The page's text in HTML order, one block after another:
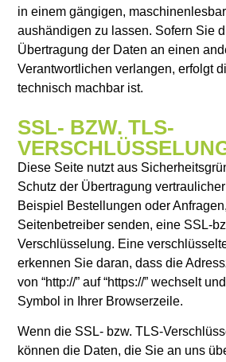
in einem gängigen,
aushändigen zu lassen. Sofern Sie
Übertragung der Daten an einen
Verantwortlichen verlangen, erfolgt
technisch machbar ist.
SSL- BZW. TLS-
Diese Seite nutzt aus
Schutz der Übertragung
Beispiel Bestellungen oder
Seitenbetreiber senden, eine SSL-
Verschlüsselung. Eine
erkennen Sie daran, dass die
von “http://” auf “https://” wechselt
Symbol in Ihrer Browserzeile.
Wenn die SSL- bzw. TLS-
können die Daten, die Sie an uns